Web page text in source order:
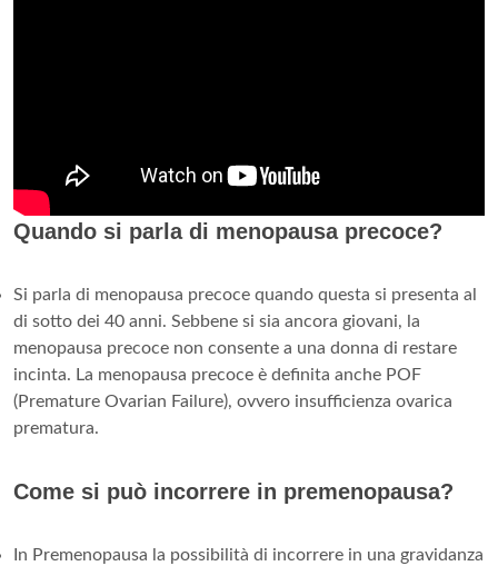
Quando si parla di menopausa precoce?
Si parla di menopausa precoce quando questa si presenta al
di sotto dei 40 anni. Sebbene si sia ancora giovani, la
menopausa precoce non consente a una donna di restare
incinta. La menopausa precoce è definita anche POF
(Premature Ovarian Failure), ovvero insufficienza ovarica
prematura.
Come si può incorrere in premenopausa?
In Premenopausa la possibilità di incorrere in una gravidanza